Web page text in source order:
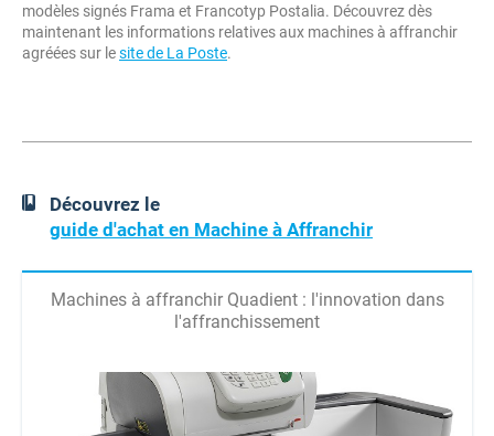
modèles signés Frama et Francotyp Postalia. Découvrez dès
maintenant les informations relatives aux machines à affranchir
agréées sur lesite de La Poste.
Découvrez le
guide d'achat en Machine à Affranchir
Machines à affranchir Quadient : l'innovation dans
l'affranchissement